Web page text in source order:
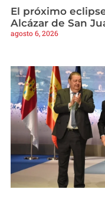
El próximo
Alcázar de San
agosto 6, 2026